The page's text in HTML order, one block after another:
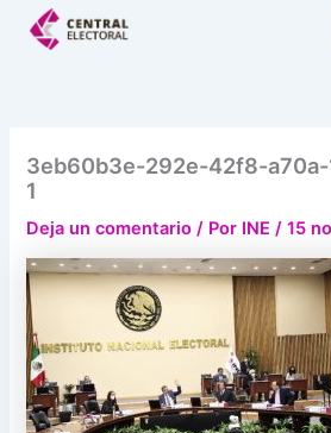
3eb60b3e-292e-42f8-
1
Deja un comentario / Por INE/15